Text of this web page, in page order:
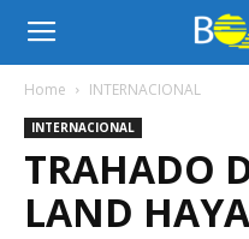
Bon
Dia
Home INTERNACIONAL
INTERNACIONAL
TRAHADO
LAND